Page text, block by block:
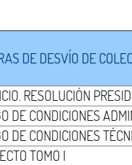
DE DESVÍO DE
RESOLUCIÓN
DE CONDICIONES
DE CONDICIONES
TOMO I